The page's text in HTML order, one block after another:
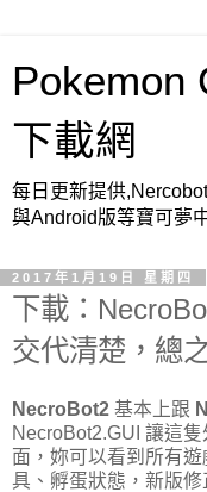
Pokemon
下載網
每日更新提供
與Android版等寶可夢
2017年1月19日 星期四
下載：
交代清楚，總
NecroBot2 基本上跟
NecroBot2.GUI 讓這
面，妳可以看到所有
具、孵蛋狀態，新版